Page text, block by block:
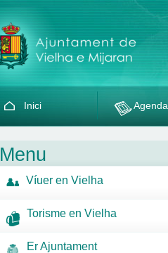
Inici Agenda
Menu
Víuer en Vielha
Torisme en Vielha
Er Ajuntament